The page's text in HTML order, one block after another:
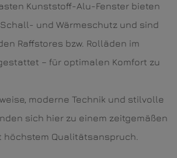
Kunststoff-Alu-Fenster bieten
und Wärmeschutz und sind
Raffstores bzw. Rolläden im
– für optimalen Komfort zu
moderne Technik und stilvolle
sich hier zu einem zeitgemäßen
höchstem Qualitätsanspruch.